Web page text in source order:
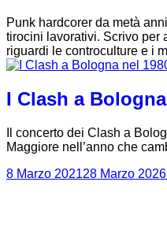
Punk hardcorer da metà
tirocini lavorativi. Scrivo per
riguardi le controculture e i
I Clash a
Il concerto dei Clash a
Maggiore nell’anno che
Scritto
8 Marzo 202128 Marzo 2026